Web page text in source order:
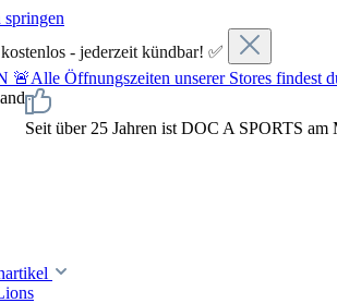
- jederzeit kündbar! ✅
Öffnungszeiten unserer Stores findest
Seit über 25 Jahren ist DOC A SPORTS am